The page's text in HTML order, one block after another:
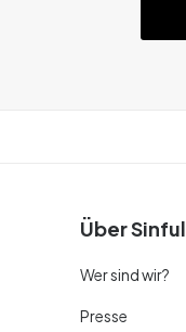
Über Sinful
Wer sind wir?
Presse